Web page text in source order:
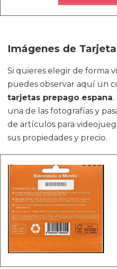
Imágenes de
Si quieres elegir de forma
puedes observar aquí un
tarjetas prepago espana.
una de las fotografías y
de artículos para
sus propiedades y precio.